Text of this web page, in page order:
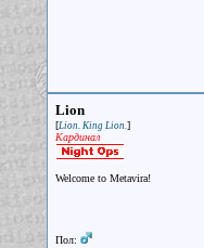
Lion
[Lion. King Lion.]
Кардинал
Welcome to Metavira!
Пол: